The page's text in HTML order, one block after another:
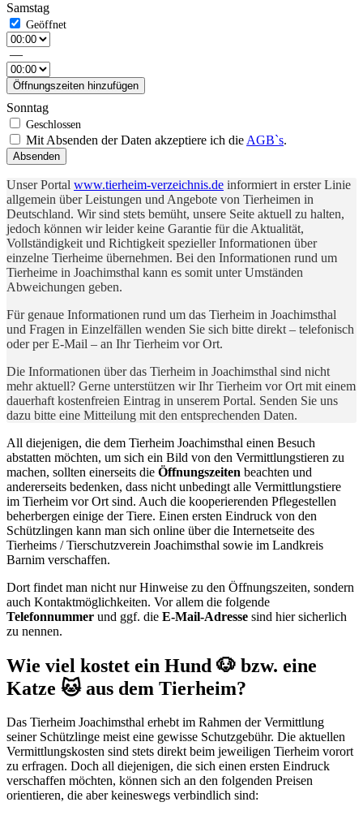
Samstag
—
Öffnungszeiten hinzufügen
Sonntag
Mit Absenden der Daten akzeptiere ich die AGB`s.
Absenden
Unser Portal www.tierheim-verzeichnis.de informiert in erster Linie
allgemein über Leistungen und Angebote von Tierheimen in
Deutschland. Wir sind stets bemüht, unsere Seite aktuell zu halten,
jedoch können wir leider keine Garantie für die Aktualität,
Vollständigkeit und Richtigkeit spezieller Informationen über
einzelne Tierheime übernehmen. Bei den Informationen rund um
Tierheime in Joachimsthal kann es somit unter Umständen
Abweichungen geben.
Für genaue Informationen rund um das Tierheim in Joachimsthal
und Fragen in Einzelfällen wenden Sie sich bitte direkt – telefonisch
oder per E-Mail – an Ihr Tierheim vor Ort.
Die Informationen über das Tierheim in Joachimsthal sind nicht
mehr aktuell? Gerne unterstützen wir Ihr Tierheim vor Ort mit einem
dauerhaft kostenfreien Eintrag in unserem Portal. Senden Sie uns
dazu bitte eine Mitteilung mit den entsprechenden Daten.
All diejenigen, die dem Tierheim Joachimsthal einen Besuch
abstatten möchten, um sich ein Bild von den Vermittlungstieren zu
machen, sollten einerseits die Öffnungszeiten beachten und
andererseits bedenken, dass nicht unbedingt alle Vermittlungstiere
im Tierheim vor Ort sind. Auch die kooperierenden Pflegestellen
beherbergen einige der Tiere. Einen ersten Eindruck von den
Schützlingen kann man sich online über die Internetseite des
Tierheims / Tierschutzverein Joachimsthal sowie im Landkreis
Barnim verschaffen.
Dort findet man nicht nur Hinweise zu den Öffnungszeiten, sondern
auch Kontaktmöglichkeiten. Vor allem die folgende
Telefonnummer und ggf. die E-Mail-Adresse sind hier sicherlich
zu nennen.
Wie viel kostet ein Hund 🐶 bzw. eine
Katze 🐱 aus dem Tierheim?
Das Tierheim Joachimsthal erhebt im Rahmen der Vermittlung
seiner Schützlinge meist eine gewisse Schutzgebühr. Die aktuellen
Vermittlungskosten sind stets direkt beim jeweiligen Tierheim vorort
zu erfragen. Doch all diejenigen, die sich einen ersten Eindruck
verschaffen möchten, können sich an den folgenden Preisen
orientieren, die aber keineswegs verbindlich sind: